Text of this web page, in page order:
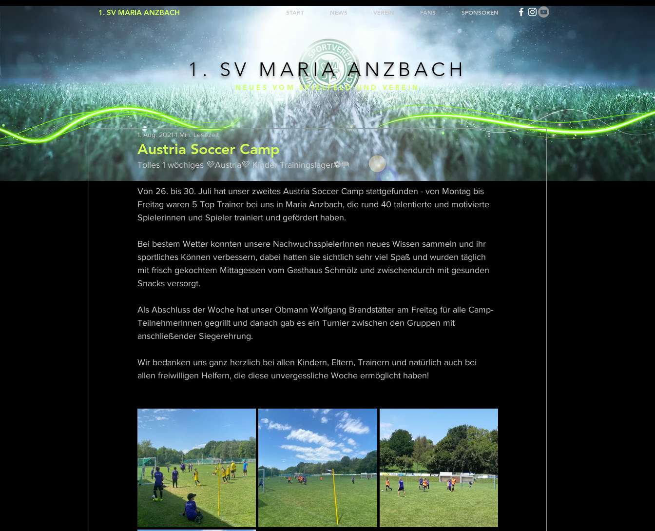
1. SV MARIA ANZBACH START NEWS VEREIN FANS SPONSOREN
1. SV MARIA ANZBACH
NEUES VOM SPIELFELD UND VEREIN
Austria Soccer Camp
1. Aug. 2021 1 Min. Lesezeit
Tolles 1 wöchiges 💜Austria💜 Kinder Trainingslager⚽️🥅
Von 26. bis 30. Juli hat unser zweites Austria Soccer Camp stattgefunden - von Montag bis
Freitag waren 5 Top Trainer bei uns in Maria Anzbach, die rund 40 talentierte und motivierte
Spielerinnen und Spieler trainiert und gefördert haben.
Bei bestem Wetter konnten unsere NachwuchsspielerInnen neues Wissen sammeln und ihr
sportliches Können verbessern, dabei hatten sie sichtlich sehr viel Spaß und wurden täglich
mit frisch gekochtem Mittagessen vom Gasthaus Schmölz und zwischendurch mit gesunden
Snacks versorgt.
Als Abschluss der Woche hat unser Obmann Wolfgang Brandstätter am Freitag für alle Camp-
TeilnehmerInnen gegrillt und danach gab es ein Turnier zwischen den Gruppen mit
anschließender Siegerehrung.
Wir bedanken uns ganz herzlich bei allen Kindern, Eltern, Trainern und natürlich auch bei
allen freiwilligen Helfern, die diese unvergessliche Woche ermöglicht haben!